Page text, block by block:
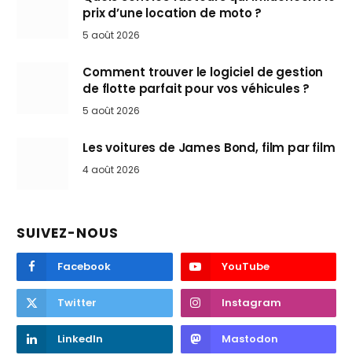
prix d’une location de moto ?
5 août 2026
Comment trouver le logiciel de gestion
de flotte parfait pour vos véhicules ?
5 août 2026
Les voitures de James Bond, film par film
4 août 2026
SUIVEZ-NOUS
Facebook YouTube
Twitter Instagram
LinkedIn Mastodon